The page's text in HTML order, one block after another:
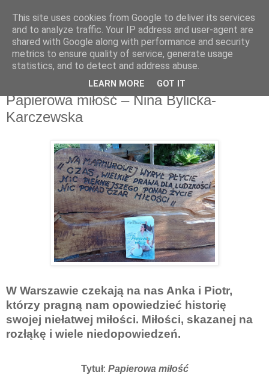
Recenzje na widelcu
Portal kulturalny - książki, recenzje, inspiracje, konkursy.
środa, 8 września 2021
Papierowa miłość – Nina Bylicka-
Karczewska
W Warszawie czekają na nas Anka i Piotr,
którzy pragną nam opowiedzieć historię
swojej niełatwej miłości. Miłości, skazanej na
rozłąkę i wiele niedopowiedzeń.
Tytuł: Papierowa miłość
This site uses cookies from Google to deliver its services
and to analyze traffic. Your IP address and user-agent are
shared with Google along with performance and security
metrics to ensure quality of service, generate usage
statistics, and to detect and address abuse.
LEARN MORE GOT IT